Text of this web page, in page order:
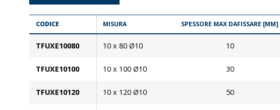
CODICE MISURA SPESSORE MAX DAFISSARE [MM]
TFUXE10080 10 x 80 Ø10 10
TFUXE10100 10 x 100 Ø10 30
TFUXE10120 10 x 120 Ø10 50